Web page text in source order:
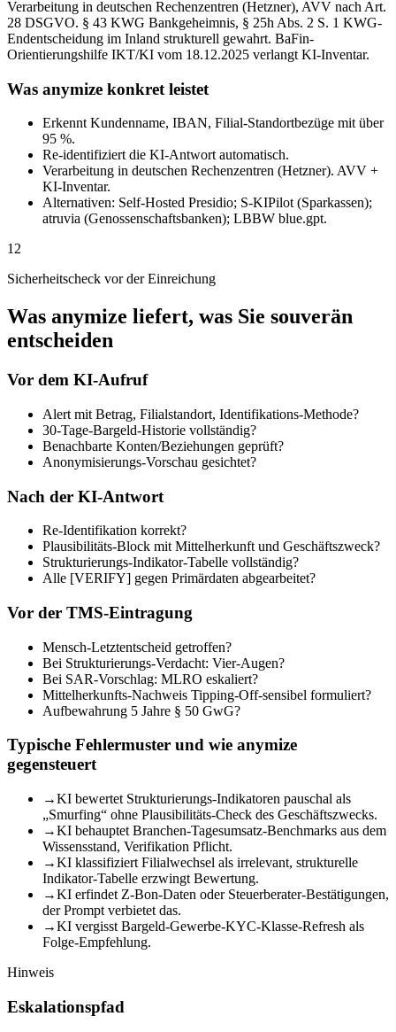
Verarbeitung in deutschen Rechenzentren (Hetzner), AVV nach Art.
28 DSGVO. § 43 KWG Bankgeheimnis, § 25h Abs. 2 S. 1 KWG-
Endentscheidung im Inland strukturell gewahrt. BaFin-
Orientierungshilfe IKT/KI vom 18.12.2025 verlangt KI-Inventar.
Was anymize konkret leistet
Erkennt Kundenname, IBAN, Filial-Standortbezüge mit über
95 %.
Re-identifiziert die KI-Antwort automatisch.
Verarbeitung in deutschen Rechenzentren (Hetzner). AVV +
KI-Inventar.
Alternativen: Self-Hosted Presidio; S-KIPilot (Sparkassen);
atruvia (Genossenschaftsbanken); LBBW blue.gpt.
12
Sicherheitscheck vor der Einreichung
Was anymize liefert, was Sie souverän
entscheiden
Vor dem KI-Aufruf
Alert mit Betrag, Filialstandort, Identifikations-Methode?
30-Tage-Bargeld-Historie vollständig?
Benachbarte Konten/Beziehungen geprüft?
Anonymisierungs-Vorschau gesichtet?
Nach der KI-Antwort
Re-Identifikation korrekt?
Plausibilitäts-Block mit Mittelherkunft und Geschäftszweck?
Strukturierungs-Indikator-Tabelle vollständig?
Alle [VERIFY] gegen Primärdaten abgearbeitet?
Vor der TMS-Eintragung
Mensch-Letztentscheid getroffen?
Bei Strukturierungs-Verdacht: Vier-Augen?
Bei SAR-Vorschlag: MLRO eskaliert?
Mittelherkunfts-Nachweis Tipping-Off-sensibel formuliert?
Aufbewahrung 5 Jahre § 50 GwG?
Typische Fehlermuster und wie anymize
gegensteuert
→KI bewertet Strukturierungs-Indikatoren pauschal als
„Smurfing“ ohne Plausibilitäts-Check des Geschäftszwecks.
→KI behauptet Branchen-Tagesumsatz-Benchmarks aus dem
Wissensstand, Verifikation Pflicht.
→KI klassifiziert Filialwechsel als irrelevant, strukturelle
Indikator-Tabelle erzwingt Bewertung.
→KI erfindet Z-Bon-Daten oder Steuerberater-Bestätigungen,
der Prompt verbietet das.
→KI vergisst Bargeld-Gewerbe-KYC-Klasse-Refresh als
Folge-Empfehlung.
Hinweis
Eskalationspfad